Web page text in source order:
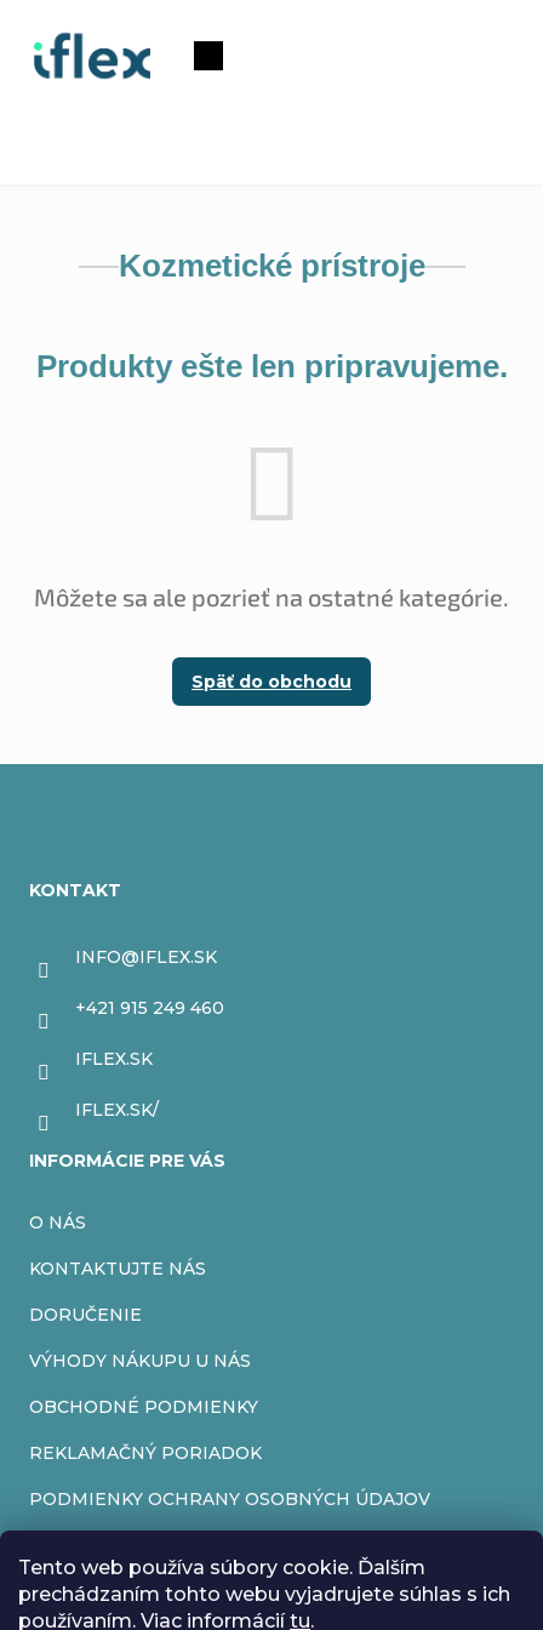
Tento web používa súbory cookie. Ďalším
prechádzaním tohto webu vyjadrujete súhlas s ich
používaním. Viac informáciítu.
obsah
Nákupný
Kozmetické prístroje
Produkty ešte len pripravujeme.
Môžete sa ale pozrieť na ostatné kategórie.
Späť do obchodu
KONTAKT
INFO@IFLEX.SK
+421 915 249 460
IFLEX.SK
IFLEX.SK/
INFORMÁCIE PRE VÁS
O NÁS
KONTAKTUJTE NÁS
DORUČENIE
VÝHODY NÁKUPU U NÁS
OBCHODNÉ PODMIENKY
REKLAMAČNÝ PORIADOK
PODMIENKY OCHRANY OSOBNÝCH ÚDAJOV
REKLAMAČNÝ FORMULÁR